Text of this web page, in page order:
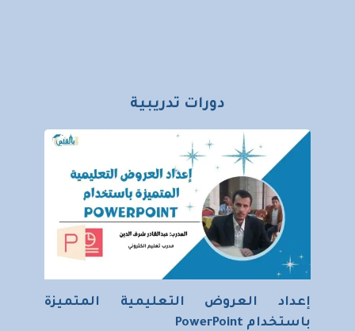
دورات تدريبية
إعداد العروض التعليمية المتميزة
باستخدام PowerPoint